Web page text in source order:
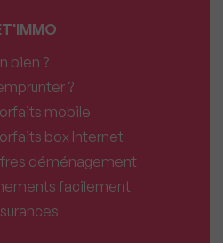
bien ?
?
mobile
box Internet
déménagement
facilement